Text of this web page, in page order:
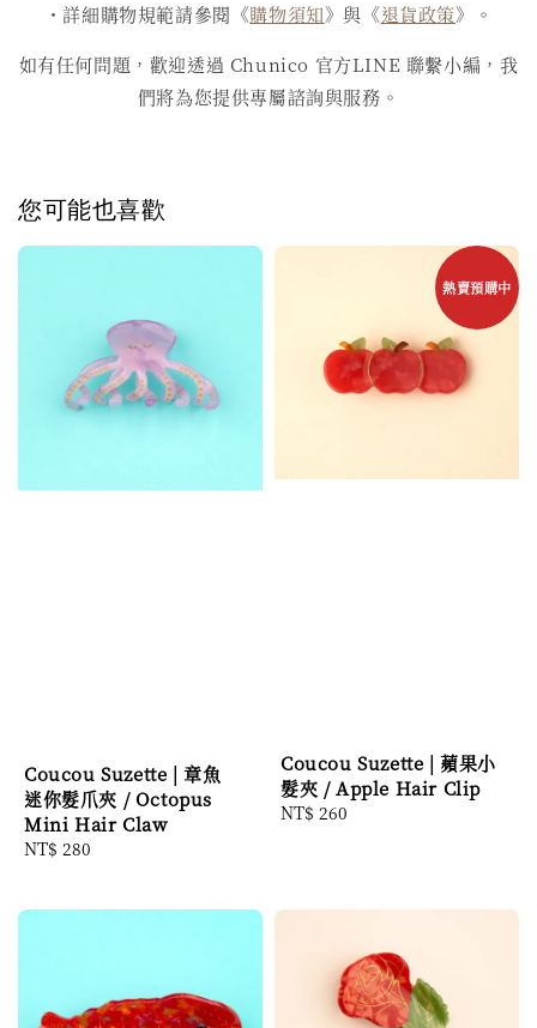
・詳細購物規範請參閱《購物須知》與《退貨政策》。
如有任何問題，歡迎透過 Chunico 官方LINE 聯繫小編，我
們將為您提供專屬諮詢與服務。
您可能也喜歡
Coucou Suzette | 章魚
迷你髮爪夾 / Octopus
Mini Hair Claw
Regular
NT$ 280
熱賣預購中
Coucou Suzette | 蘋果小
髮夾 / Apple Hair Clip
Regular
NT$ 260